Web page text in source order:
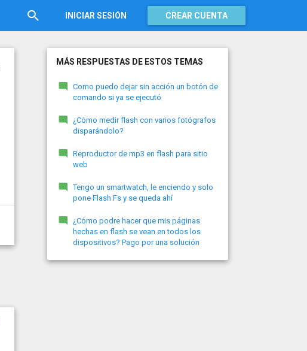
INICIAR SESIÓN CREAR CUENTA
MÁS RESPUESTAS DE ESTOS TEMAS
Como puedo dejar sin acción un botón de
comando si ya se ejecutó
¿Cómo medir flash con varios fotógrafos
disparándolo?
Reproductor de mp3 en flash para sitio
web
Tengo un smartwatch, le enciendo y solo
pone Flash Fs y se queda ahí
¿Cómo podre hacer que mis páginas
hechas en flash se vean en todos los
dispositivos? Pago por una solución